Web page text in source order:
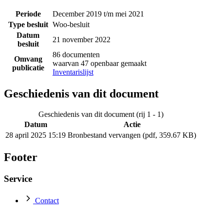
Periode
December 2019 t/m mei 2021
Type besluit Woo-besluit
Datum
besluit
21 november 2022
Omvang
publicatie
86 documenten
waarvan 47 openbaar gemaakt
Inventarislijst
Geschiedenis van dit document
Geschiedenis van dit document (rij 1 - 1)
Datum
Actie
28 april 2025 15:19 Bronbestand vervangen (pdf, 359.67 KB)
Footer
Service
Contact